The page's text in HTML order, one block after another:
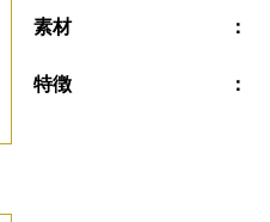
素材
特徴